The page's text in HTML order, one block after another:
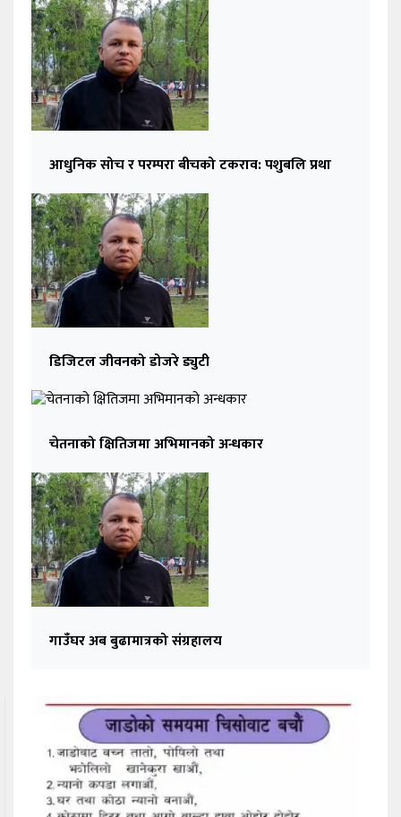
आधुनिक सोच र परम्परा बीचको टकराव: पशुबलि प्रथा
डिजिटल जीवनको डोजरे ड्युटी
चेतनाको क्षितिजमा अभिमानको अन्धकार
गाउँघर अब बुढामात्रको संग्रहालय